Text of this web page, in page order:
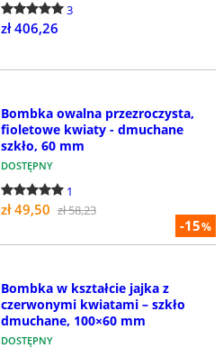
3
zł 406,26
-15%
Bombka owalna przezroczysta,
fioletowe kwiaty - dmuchane
szkło, 60 mm
DOSTĘPNY
1
zł 49,50 zł 58,23
Bombka w kształcie jajka z
czerwonymi kwiatami – szkło
dmuchane, 100×60 mm
DOSTĘPNY